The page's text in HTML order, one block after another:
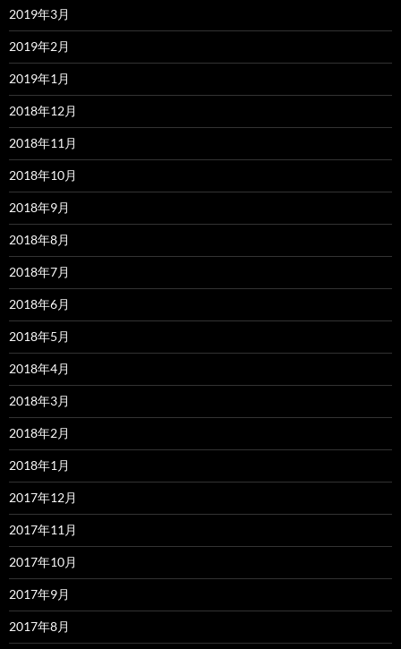
2019年3月
2019年2月
2019年1月
2018年12月
2018年11月
2018年10月
2018年9月
2018年8月
2018年7月
2018年6月
2018年5月
2018年4月
2018年3月
2018年2月
2018年1月
2017年12月
2017年11月
2017年10月
2017年9月
2017年8月